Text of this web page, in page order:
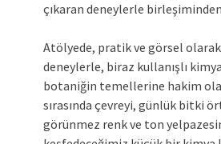
çıkaran deneylerle
Atölyede, pratik ve görsel
deneylerle, biraz kullanışlı
botaniğin temellerine hakim
sırasında çevreyi, günlük bitki
görünmez renk ve ton